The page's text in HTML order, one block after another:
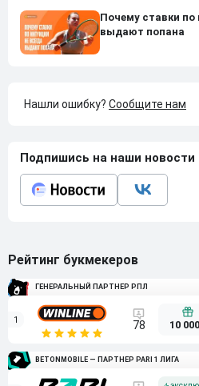
Почему ставки по
выдают попана
Нашли ошибку? Сообщите нам
Подпишись на наши новости
Рейтинг букмекеров
ГЕНЕРАЛЬНЫЙ ПАРТНЕР РПЛ
1 78 10
BETONMOBILE — ПАРТНЕР PARI 1 ЛИГА